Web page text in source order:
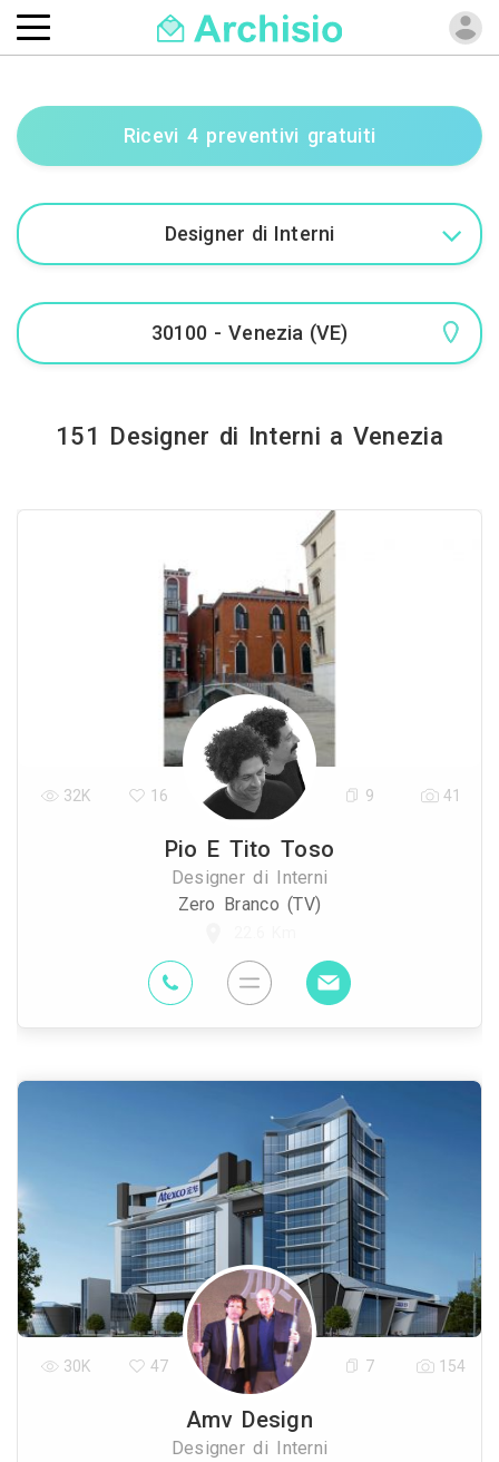
Ricevi 4 preventivi gratuiti
151 Designer di Interni a Venezia
Pio E Tito Toso
Designer di Interni
Zero Branco (TV)
32K 16 9 41
Amv Design
Designer di Interni
30K 47 7 154